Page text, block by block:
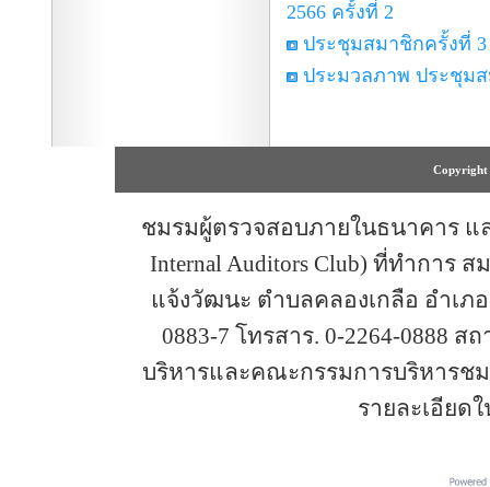
2566 ครั้งที่ 2
ประชุมสมาชิกครั้งที่
ประมวลภาพ ประชุม
Copyright
ชมรมผู้ตรวจสอบภายในธนาคาร แล
Internal Auditors Club) ที่ทำการ
แจ้งวัฒนะ ตำบลคลองเกลือ อำเภ
0883-7 โทรสาร. 0-2264-0888
บริหารและคณะกรรมการบริหารช
รายละเอียด